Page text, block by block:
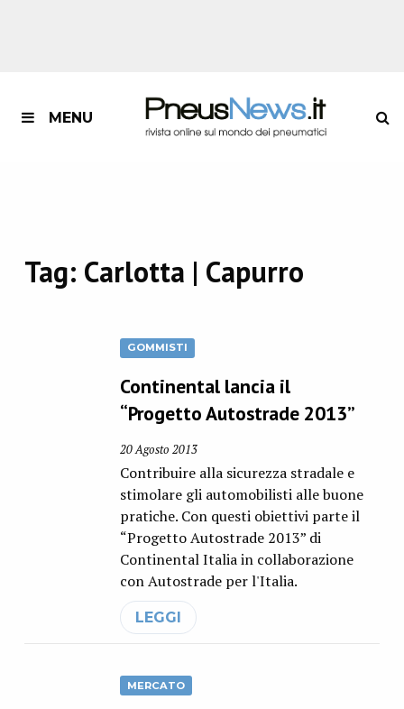
MENU
Tag: Carlotta | Capurro
GOMMISTI
Continental lancia il
“Progetto Autostrade 2013”
20 Agosto 2013
Contribuire alla sicurezza stradale e
stimolare gli automobilisti alle buone
pratiche. Con questi obiettivi parte il
“Progetto Autostrade 2013” di
Continental Italia in collaborazione
con Autostrade per l'Italia.
LEGGI
MERCATO